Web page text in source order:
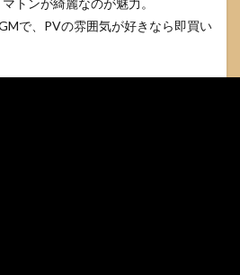
トンが綺麗なのが魅力。
で、PVの雰囲気が好きなら即買い